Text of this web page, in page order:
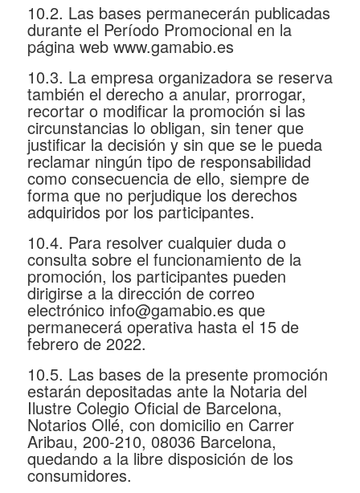
10.2. Las bases permanecerán publicadas
durante el Período Promocional en la
página web www.gamabio.es
10.3. La empresa organizadora se reserva
también el derecho a anular, prorrogar,
recortar o modificar la promoción si las
circunstancias lo obligan, sin tener que
justificar la decisión y sin que se le pueda
reclamar ningún tipo de responsabilidad
como consecuencia de ello, siempre de
forma que no perjudique los derechos
adquiridos por los participantes.
10.4. Para resolver cualquier duda o
consulta sobre el funcionamiento de la
promoción, los participantes pueden
dirigirse a la dirección de correo
electrónico info@gamabio.es que
permanecerá operativa hasta el 15 de
febrero de 2022.
10.5. Las bases de la presente promoción
estarán depositadas ante la Notaria del
Ilustre Colegio Oficial de Barcelona,
Notarios Ollé, con domicilio en Carrer
Aribau, 200-210, 08036 Barcelona,
quedando a la libre disposición de los
consumidores.